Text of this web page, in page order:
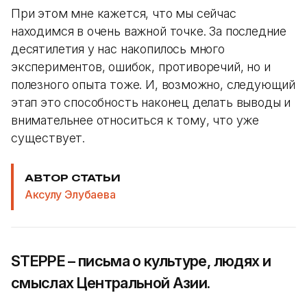
При этом мне кажется, что мы сейчас
находимся в очень важной точке. За последние
десятилетия у нас накопилось много
экспериментов, ошибок, противоречий, но и
полезного опыта тоже. И, возможно, следующий
этап это способность наконец делать выводы и
внимательнее относиться к тому, что уже
существует.
АВТОР СТАТЬИ
Аксулу Элубаева
STEPPE – письма о культуре, людях и
смыслах Центральной Азии.